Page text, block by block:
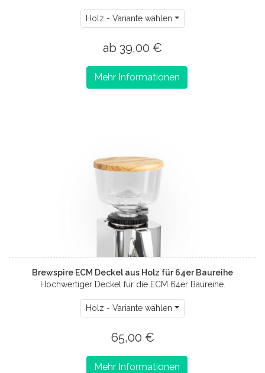
Holz - Variante wählen
ab 39,00 €
Mehr Informationen
Brewspire ECM Deckel aus Holz für 64er Baureihe
Hochwertiger Deckel für die ECM 64er Baureihe.
Holz - Variante wählen
65,00 €
Mehr Informationen